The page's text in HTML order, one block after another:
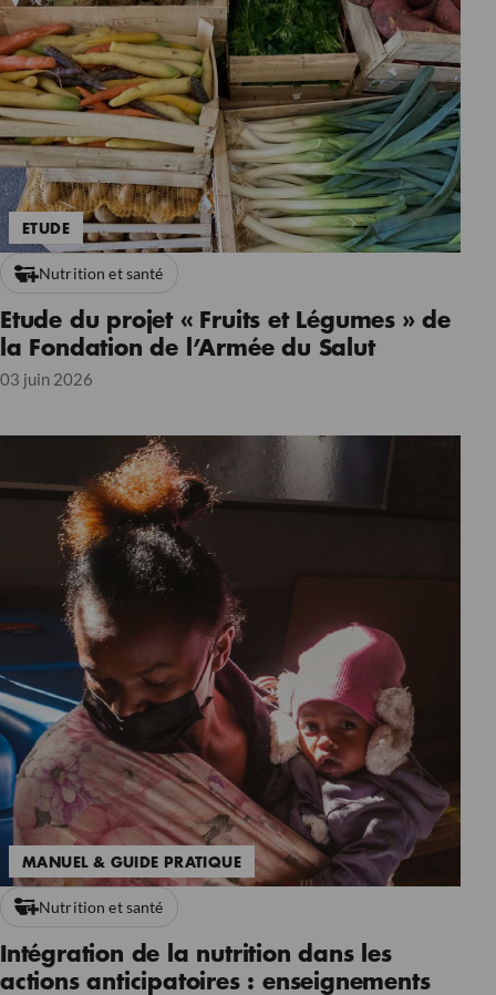
ETUDE
Nutrition et santé
Etude du projet « Fruits et Légumes » de
la Fondation de l’Armée du Salut
03 juin 2026
MANUEL & GUIDE PRATIQUE
Nutrition et santé
Intégration de la nutrition dans les
actions anticipatoires : enseignements